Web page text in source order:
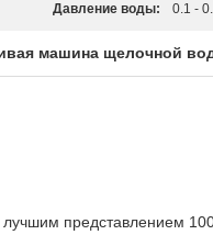
Давление воды: 0.1 -
машина щелочной
представлением